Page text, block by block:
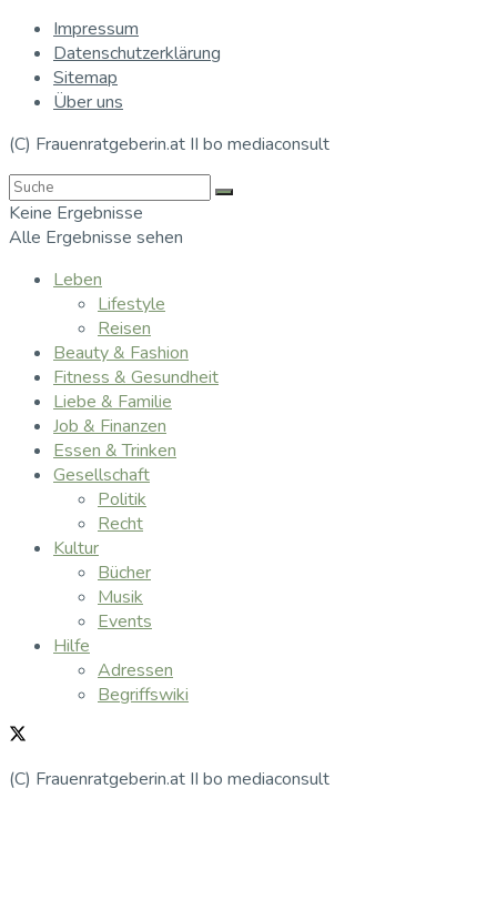
Impressum
Datenschutzerklärung
Sitemap
Über uns
(C) Frauenratgeberin.at II bo mediaconsult
Keine Ergebnisse
Alle Ergebnisse sehen
Leben
Lifestyle
Reisen
Beauty & Fashion
Fitness & Gesundheit
Liebe & Familie
Job & Finanzen
Essen & Trinken
Gesellschaft
Politik
Recht
Kultur
Bücher
Musik
Events
Hilfe
Adressen
Begriffswiki
(C) Frauenratgeberin.at II bo mediaconsult